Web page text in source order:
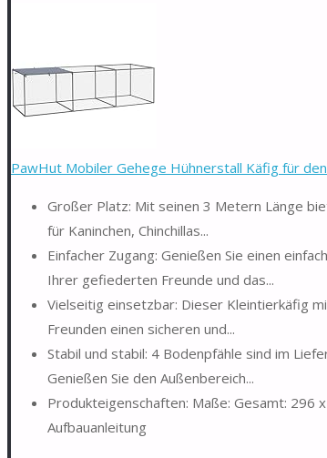
PawHut Mobiler Gehege Hühnerstall Käfig für
Großer Platz: Mit seinen 3 Metern Länge
für Kaninchen, Chinchillas...
Einfacher Zugang: Genießen Sie einen
Ihrer gefiederten Freunde und das...
Vielseitig einsetzbar: Dieser Kleintierkäfig
Freunden einen sicheren und...
Stabil und stabil: 4 Bodenpfähle sind im
Genießen Sie den Außenbereich...
Produkteigenschaften: Maße: Gesamt: 296
Aufbauanleitung